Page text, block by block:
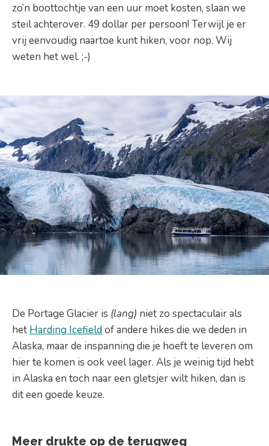
zo’n boottochtje van een uur moet kosten, slaan we
steil achterover. 49 dollar per persoon! Terwijl je er
vrij eenvoudig naartoe kunt hiken, voor nop. Wij
weten het wel. ;-)
De Portage Glacier is (lang) niet zo spectaculair als
het Harding Icefieldof andere hikes die we deden in
Alaska, maar de inspanning die je hoeft te leveren om
hier te komen is ook veel lager. Als je weinig tijd hebt
in Alaska en toch naar een gletsjer wilt hiken, dan is
dit een goede keuze.
Meer drukte op de terugweg